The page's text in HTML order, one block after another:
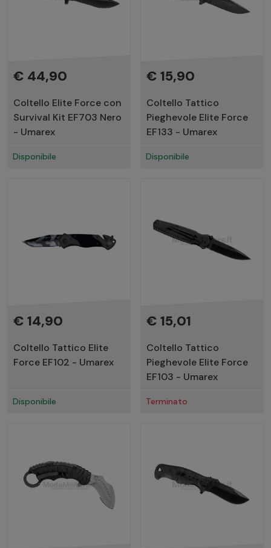
€ 44,90
Coltello Elite Force con
Survival Kit EF703 Nero
- Umarex
Disponibile
€ 15,90
Coltello Tattico
Pieghevole Elite Force
EF133 - Umarex
Disponibile
€ 14,90
Coltello Tattico Elite
Force EF102 - Umarex
Disponibile
€ 15,01
Coltello Tattico
Pieghevole Elite Force
EF103 - Umarex
Terminato